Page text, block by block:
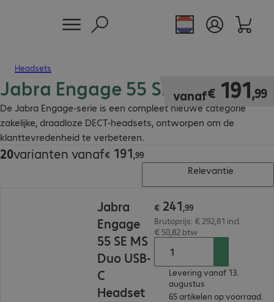
Headsets
Jabra Engage 55 SE Headsets
De Jabra Engage-serie is een compleet nieuwe categorie
zakelijke, draadloze DECT-headsets, ontworpen om de
klanttevredenheid te verbeteren.
vanaf€ 191,99
€ 191,99
20varianten vanaf€ 191,99
€ 191,99
Relevantie
Jabra
Engage
55 SE MS
Duo USB-
C
Headset
€ 241,99
Brutoprijs: € 292,81 incl.
€ 50,82 btw
Levering vanaf 13.
augustus
65 artikelen op voorraad.